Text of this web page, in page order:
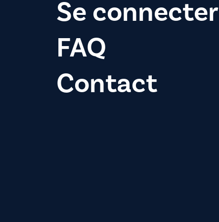
Se connecter
FAQ
Contact